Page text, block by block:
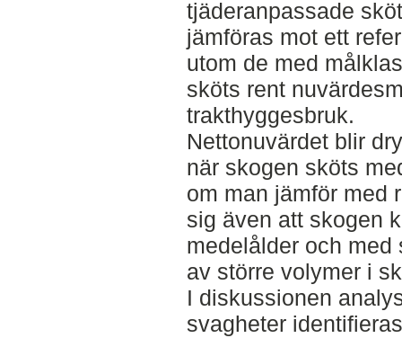
tjäderanpassade
jämföras mot ett
utom de med
sköts rent
trakthyggesbruk.
Nettonuvärdet blir
när skogen sköts
om man jämför med
sig även att skogen
medelålder och med
av större volymer i
I diskussionen
svagheter